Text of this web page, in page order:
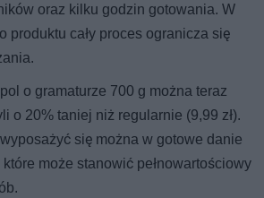
oraz kilku godzin gotowania. W
produktu cały proces ogranicza się
o gramaturze 700 g można teraz
o 20% taniej niż regularnie (9,99 zł).
się można w gotowe danie
może stanowić pełnowartościowy